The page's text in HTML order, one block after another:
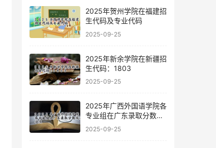
2025年贺州学院在福建招
生代码及专业代码
2025-09-25
2025年新余学院在新疆招
生代码：1803
2025-09-25
2025年广西外国语学院各
专业组在广东录取分数线
及位次
2025-09-25